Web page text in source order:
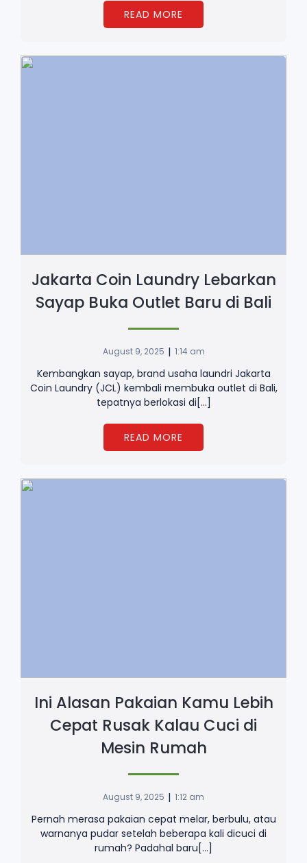
READ MORE
Jakarta Coin Laundry Lebarkan
Sayap Buka Outlet Baru di Bali
August 9, 2025 | 1:14 am
Kembangkan sayap, brand usaha laundri Jakarta
Coin Laundry (JCL) kembali membuka outlet di Bali,
tepatnya berlokasi di[…]
READ MORE
Ini Alasan Pakaian Kamu Lebih
Cepat Rusak Kalau Cuci di
Mesin Rumah
August 9, 2025 | 1:12 am
Pernah merasa pakaian cepat melar, berbulu, atau
warnanya pudar setelah beberapa kali dicuci di
rumah? Padahal baru[…]